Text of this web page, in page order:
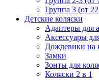
Группа 3 (от
Детские коляски
Адаптеры для
Аксессуары
Дождевики на
Замки
Зонты для
Коляски 2 в 1